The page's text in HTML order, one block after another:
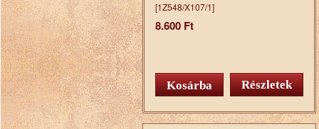
[1Z548/X107/1]
8.600 Ft
Részletek